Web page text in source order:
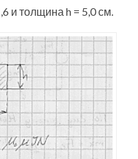
и толщина h = 5,0 см.